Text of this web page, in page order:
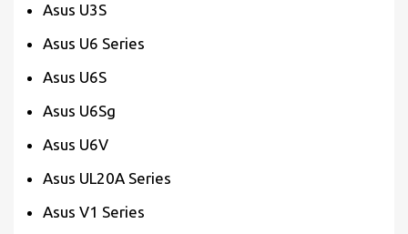
Asus U3S
Asus U6 Series
Asus U6S
Asus U6Sg
Asus U6V
Asus UL20A Series
Asus V1 Series